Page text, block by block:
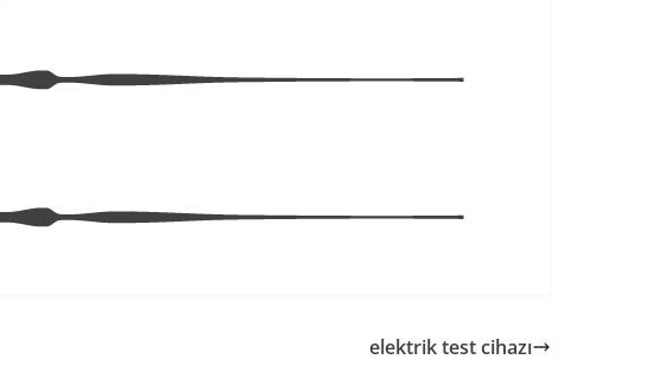
elektrik test cihazı